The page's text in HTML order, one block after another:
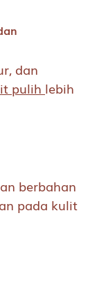
dan
pulih lebih
berbahan
pada kulit